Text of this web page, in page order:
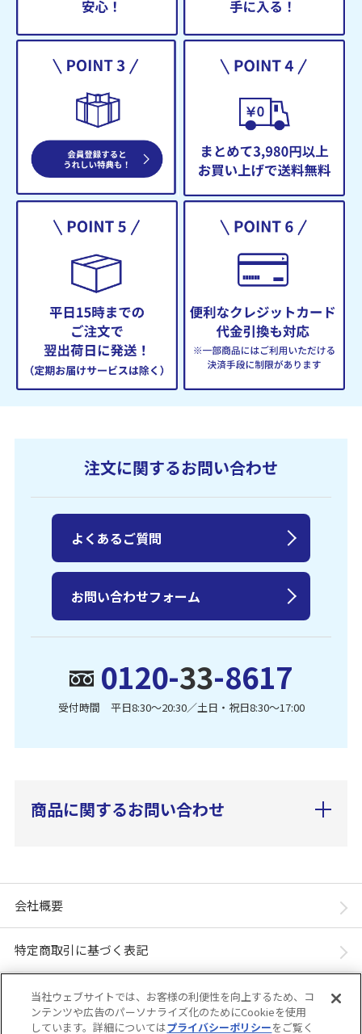
注文に関するお問い合わせ
0120-33-8617
受付時間 平日8:30〜20:30／土日・祝日8:30〜17:00
よくあるご質問
お問い合わせフォーム
商品に関するお問い合わせ
会社概要
特定商取引に基づく表記
個人情報保護方針
当社ウェブサイトでは、お客様の利便性を向上するため、コ
ンテンツや広告のパーソナライズ化のためにCookieを使用
しています。詳細についてはプライバシーポリシーをご覧く